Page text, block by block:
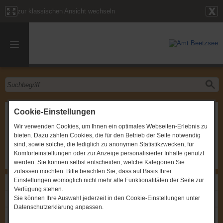
Cookie-Einstellungen
Wir verwenden Cookies, um Ihnen ein optimales Webseiten-Erlebnis zu
bieten. Dazu zählen Cookies, die für den Betrieb der Seite notwendig
sind, sowie solche, die lediglich zu anonymen Statistikzwecken, für
Komforteinstellungen oder zur Anzeige personalisierter Inhalte genutzt
werden. Sie können selbst entscheiden, welche Kategorien Sie
zulassen möchten. Bitte beachten Sie, dass auf Basis Ihrer
Einstellungen womöglich nicht mehr alle Funktionalitäten der Seite zur
Verfügung stehen.
Sie können Ihre Auswahl jederzeit in den Cookie-Einstellungen unter
Datenschutzerklärung anpassen.
zur klassischen Ansicht wechseln
Stadtverordnetenversammlung Havelsee
Gremium:
Stadtverordnetenversammlung Havelsee
Zeitpunkt:
23.05.2024, um 18:30 Uhr
Ort:
OT Pritzerbe, Puschkinstraße 8, Gaststätte "Am
Kreuzdamm"
Links
Einladung: Stadtverordnetenversammlung Havelsee